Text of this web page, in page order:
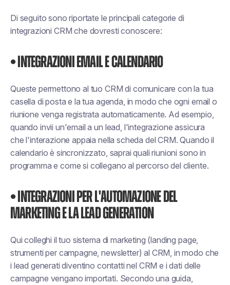
Di seguito sono riportate le principali categorie di
integrazioni CRM che dovresti conoscere:
• Integrazioni email e calendario
Queste permettono al tuo CRM di comunicare con la tua
casella di posta e la tua agenda, in modo che ogni email o
riunione venga registrata automaticamente. Ad esempio,
quando invii un'email a un lead, l'integrazione assicura
che l'interazione appaia nella scheda del CRM. Quando il
calendario è sincronizzato, saprai quali riunioni sono in
programma e come si collegano al percorso del cliente.
• Integrazioni per l'automazione del
marketing e la lead generation
Qui colleghi il tuo sistema di marketing (landing page,
strumenti per campagne, newsletter) al CRM, in modo che
i lead generati diventino contatti nel CRM e i dati delle
campagne vengano importati. Secondo una guida,